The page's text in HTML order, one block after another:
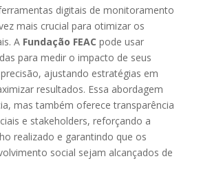
digitais de monitoramento
mais crucial para otimizar os
A Fundação FEAC pode usar
para medir o impacto de seus
ajustando estratégias em
resultados. Essa abordagem
mas também oferece transparência
e stakeholders, reforçando a
realizado e garantindo que os
social sejam alcançados de